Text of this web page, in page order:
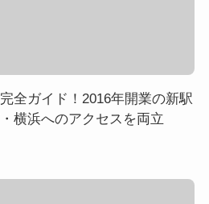
全ガイド！2016年開業の新駅
横浜へのアクセスを両立